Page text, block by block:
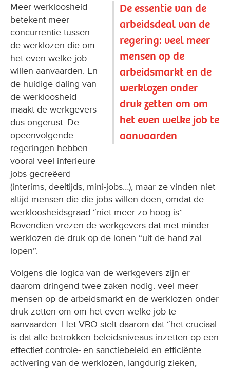
De essentie van de
arbeidsdeal van de
regering: veel meer
mensen op de
arbeidsmarkt en de
werklozen onder
druk zetten om om
het even welke job te
aanvaarden
Meer werkloosheid
betekent meer
concurrentie tussen
de werklozen die om
het even welke job
willen aanvaarden. En
de huidige daling van
de werkloosheid
maakt de werkgevers
dus ongerust. De
opeenvolgende
regeringen hebben
vooral veel inferieure
jobs gecreëerd
(interims, deeltijds, mini-jobs…), maar ze vinden niet
altijd mensen die die jobs willen doen, omdat de
werkloosheidsgraad “niet meer zo hoog is”.
Bovendien vrezen de werkgevers dat met minder
werklozen de druk op de lonen “uit de hand zal
lopen”.
Volgens die logica van de werkgevers zijn er
daarom dringend twee zaken nodig: veel meer
mensen op de arbeidsmarkt en de werklozen onder
druk zetten om om het even welke job te
aanvaarden. Het VBO stelt daarom dat “het cruciaal
is dat alle betrokken beleidsniveaus inzetten op een
effectief controle- en sanctiebeleid en efficiënte
activering van de werklozen, langdurig zieken,